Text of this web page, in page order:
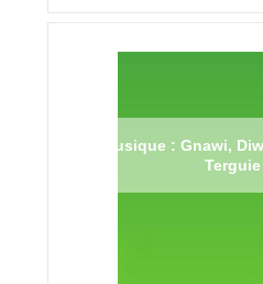
Musique : Gnawi,
Terguie